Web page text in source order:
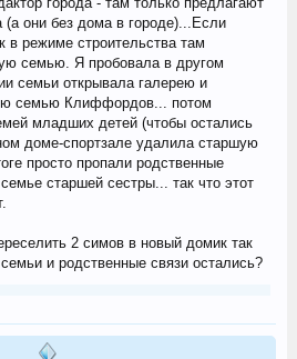
они без дома в городе)...Если
режиме строительства там
семью. Я пробовала в другом
семьи открывала галерею и
семью Клиффордов... потом
младших детей (чтобы остались
доме-спортзале удалила старшую
просто пропали родственные
старшей сестры... так что этот
2 симов в новый домик так
и родственные связи остались?